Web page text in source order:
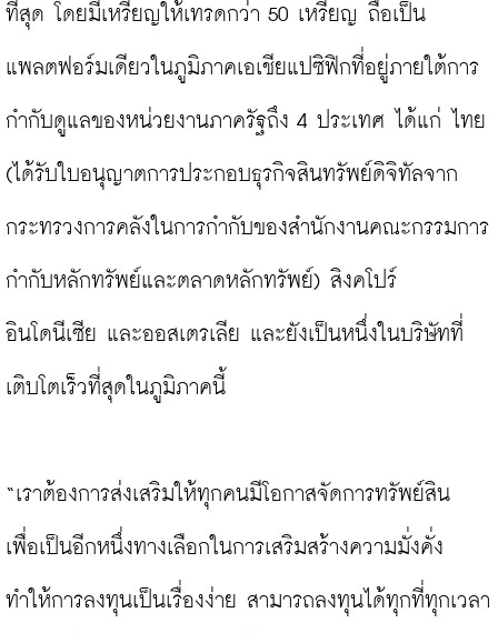
ที่สุด โดยมีเหรียญให้เทรดกว่า 50 เหรียญ ถือเป็น
แพลตฟอร์มเดียวในภูมิภาคเอเชียแปซิฟิกที่อยู่ภายใต้การ
กำกับดูแลของหน่วยงานภาครัฐถึง 4 ประเทศ ได้แก่ ไทย
(ได้รับใบอนุญาตการประกอบธุรกิจสินทรัพย์ดิจิทัลจาก
กระทรวงการคลังในการกำกับของสำนักงานคณะกรรมการ
กำกับหลักทรัพย์และตลาดหลักทรัพย์) สิงคโปร์
อินโดนีเซีย และออสเตรเลีย และยังเป็นหนึ่งในบริษัทที่
เติบโตเร็วที่สุดในภูมิภาคนี้
“เราต้องการส่งเสริมให้ทุกคนมีโอกาสจัดการทรัพย์สิน
เพื่อเป็นอีกหนึ่งทางเลือกในการเสริมสร้างความมั่งคั่ง
ทำให้การลงทุนเป็นเรื่องง่าย สามารถลงทุนได้ทุกที่ทุกเวลา